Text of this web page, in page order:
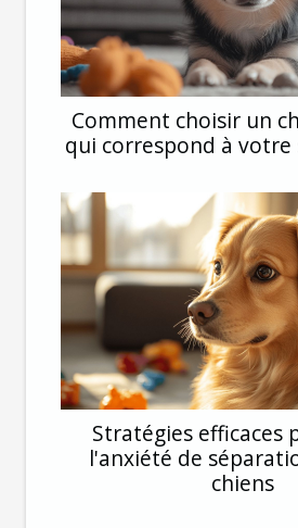
Comment choisir un
qui correspond à votre
Stratégies efficaces
l'anxiété de
chiens